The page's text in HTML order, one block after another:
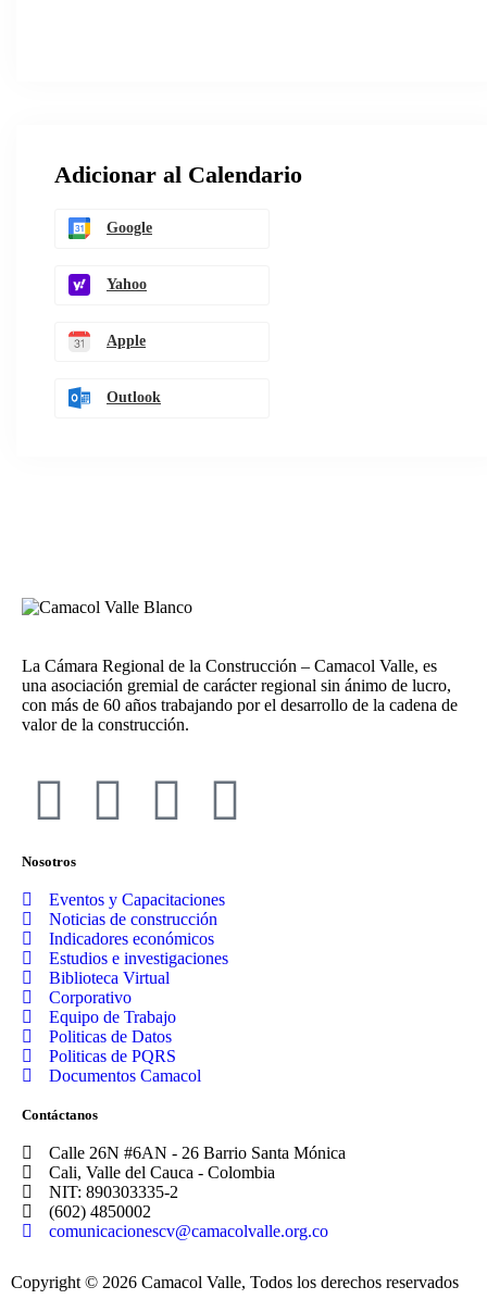
Adicionar al Calendario
Google
Yahoo
Apple
Outlook
La Cámara Regional de la Construcción – Camacol Valle, es
una asociación gremial de carácter regional sin ánimo de lucro,
con más de 60 años trabajando por el desarrollo de la cadena de
valor de la construcción.
Nosotros
Eventos y Capacitaciones
Noticias de construcción
Indicadores económicos
Estudios e investigaciones
Biblioteca Virtual
Corporativo
Equipo de Trabajo
Politicas de Datos
Politicas de PQRS
Documentos Camacol
Contáctanos
Calle 26N #6AN - 26 Barrio Santa Mónica
Cali, Valle del Cauca - Colombia
NIT: 890303335-2
(602) 4850002
comunicacionescv@camacolvalle.org.co
Copyright © 2026 Camacol Valle, Todos los derechos reservados